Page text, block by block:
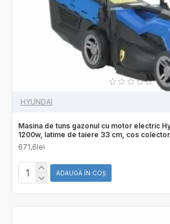
HYUNDAI
Masina de tuns gazonul cu motor electric
1200w, latime de taiere 33 cm, cos
671,6lei
ADAUGĂ ÎN COŞ